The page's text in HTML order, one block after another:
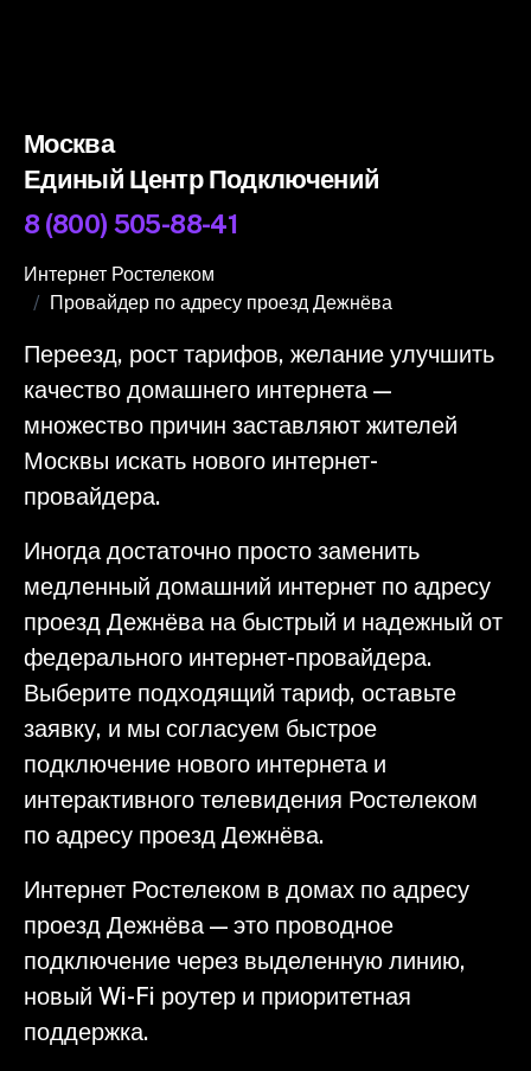
Москва
Единый Центр Подключений
8 (800) 505-88-41
Интернет Ростелеком
Провайдер по адресу проезд Дежнёва
Переезд, рост тарифов, желание улучшить
качество домашнего интернета —
множество причин заставляют жителей
Москвы искать нового интернет-
провайдера.
Иногда достаточно просто заменить
медленный домашний интернет по адресу
проезд Дежнёва на быстрый и надежный от
федерального интернет-провайдера.
Выберите подходящий тариф, оставьте
заявку, и мы согласуем быстрое
подключение нового интернета и
интерактивного телевидения Ростелеком
по адресу проезд Дежнёва.
Интернет Ростелеком в домах по адресу
проезд Дежнёва — это проводное
подключение через выделенную линию,
новый Wi-Fi роутер и приоритетная
поддержка.